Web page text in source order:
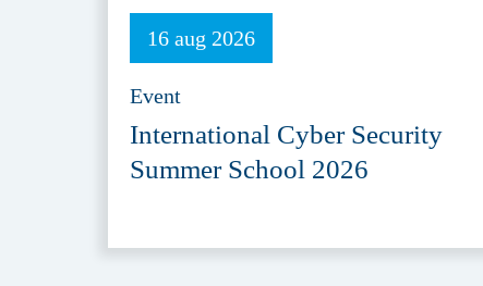
16 aug 2026
Event
International Cyber Security
Summer School 2026